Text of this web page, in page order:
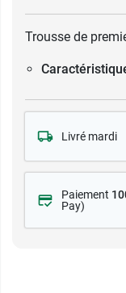
Trousse de
Livré mardi
Paiement
Pay)